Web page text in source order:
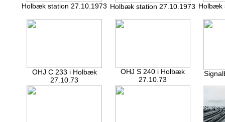
Holbæk station 27.10.1973 Holbæk station 27.10.1973 Holbæk
OHJ C 233 i Holbæk
27.10.73
OHJ S 240 i Holbæk
27.10.73